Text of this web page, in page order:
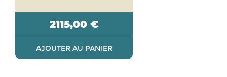
2115,00 €
AJOUTER AU PANIER